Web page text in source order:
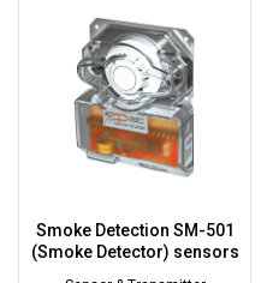
Smoke Detection SM-501
(Smoke Detector) sensors